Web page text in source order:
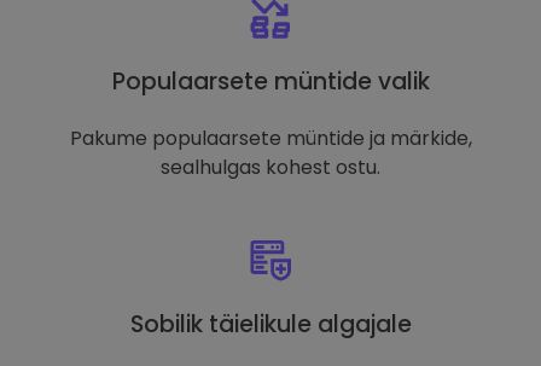
Populaarsete müntide valik
Pakume populaarsete müntide ja märkide,
sealhulgas kohest ostu.
Sobilik täielikule algajale